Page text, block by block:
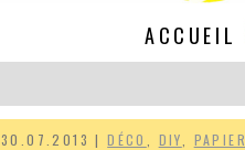
ACCUEIL
30.07.2013 |DÉCO DIY PAPIER